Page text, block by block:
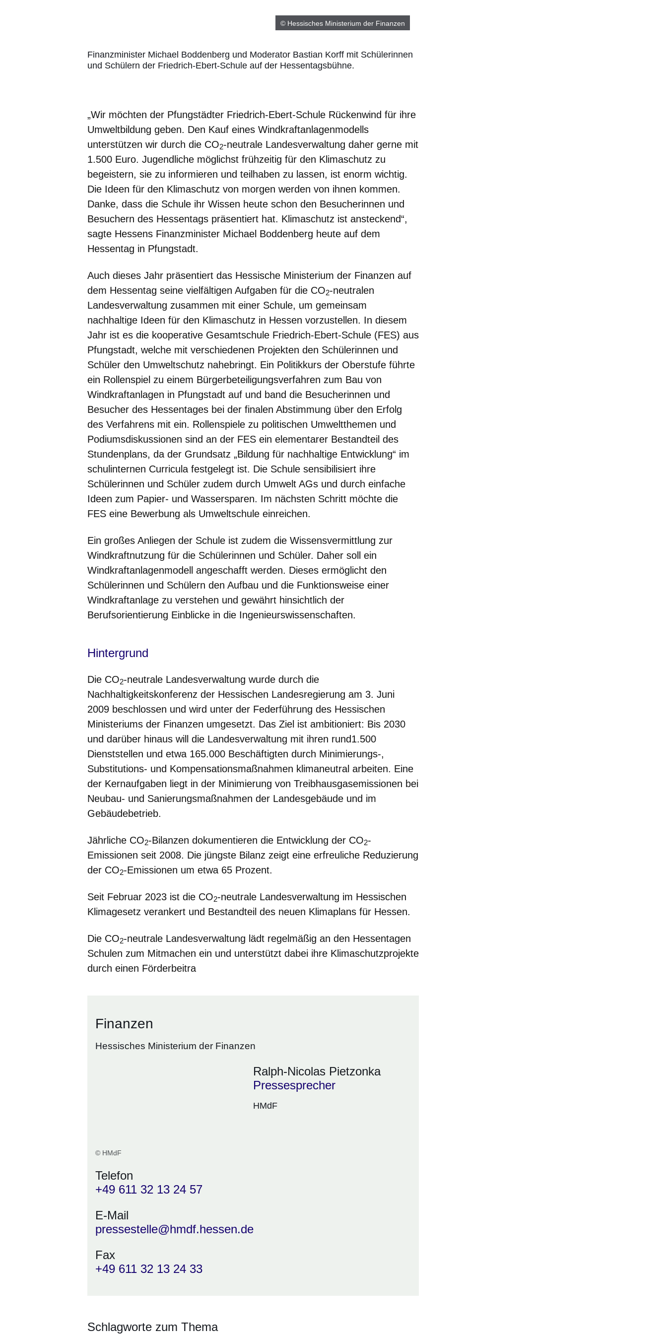
© Hessisches Ministerium der Finanzen
Finanzminister Michael Boddenberg und Moderator Bastian Korff mit Schülerinnen
und Schülern der Friedrich-Ebert-Schule auf der Hessentagsbühne.
„Wir möchten der Pfungstädter Friedrich-Ebert-Schule Rückenwind für ihre
Umweltbildung geben. Den Kauf eines Windkraftanlagenmodells
unterstützen wir durch die CO2-neutrale Landesverwaltung daher gerne mit
1.500 Euro. Jugendliche möglichst frühzeitig für den Klimaschutz zu
begeistern, sie zu informieren und teilhaben zu lassen, ist enorm wichtig.
Die Ideen für den Klimaschutz von morgen werden von ihnen kommen.
Danke, dass die Schule ihr Wissen heute schon den Besucherinnen und
Besuchern des Hessentags präsentiert hat. Klimaschutz ist ansteckend“,
sagte Hessens Finanzminister Michael Boddenberg heute auf dem
Hessentag in Pfungstadt.
Auch dieses Jahr präsentiert das Hessische Ministerium der Finanzen auf
dem Hessentag seine vielfältigen Aufgaben für die CO2-neutralen
Landesverwaltung zusammen mit einer Schule, um gemeinsam
nachhaltige Ideen für den Klimaschutz in Hessen vorzustellen. In diesem
Jahr ist es die kooperative Gesamtschule Friedrich-Ebert-Schule (FES) aus
Pfungstadt, welche mit verschiedenen Projekten den Schülerinnen und
Schüler den Umweltschutz nahebringt. Ein Politikkurs der Oberstufe führte
ein Rollenspiel zu einem Bürgerbeteiligungsverfahren zum Bau von
Windkraftanlagen in Pfungstadt auf und band die Besucherinnen und
Besucher des Hessentages bei der finalen Abstimmung über den Erfolg
des Verfahrens mit ein. Rollenspiele zu politischen Umweltthemen und
Podiumsdiskussionen sind an der FES ein elementarer Bestandteil des
Stundenplans, da der Grundsatz „Bildung für nachhaltige Entwicklung“ im
schulinternen Curricula festgelegt ist. Die Schule sensibilisiert ihre
Schülerinnen und Schüler zudem durch Umwelt AGs und durch einfache
Ideen zum Papier- und Wassersparen. Im nächsten Schritt möchte die
FES eine Bewerbung als Umweltschule einreichen.
Ein großes Anliegen der Schule ist zudem die Wissensvermittlung zur
Windkraftnutzung für die Schülerinnen und Schüler. Daher soll ein
Windkraftanlagenmodell angeschafft werden. Dieses ermöglicht den
Schülerinnen und Schülern den Aufbau und die Funktionsweise einer
Windkraftanlage zu verstehen und gewährt hinsichtlich der
Berufsorientierung Einblicke in die Ingenieurswissenschaften.
Hintergrund
Die CO2-neutrale Landesverwaltung wurde durch die
Nachhaltigkeitskonferenz der Hessischen Landesregierung am 3. Juni
2009 beschlossen und wird unter der Federführung des Hessischen
Ministeriums der Finanzen umgesetzt. Das Ziel ist ambitioniert: Bis 2030
und darüber hinaus will die Landesverwaltung mit ihren rund1.500
Dienststellen und etwa 165.000 Beschäftigten durch Minimierungs-,
Substitutions- und Kompensationsmaßnahmen klimaneutral arbeiten. Eine
der Kernaufgaben liegt in der Minimierung von Treibhausgasemissionen bei
Neubau- und Sanierungsmaßnahmen der Landesgebäude und im
Gebäudebetrieb.
Jährliche CO2-Bilanzen dokumentieren die Entwicklung der CO2-
Emissionen seit 2008. Die jüngste Bilanz zeigt eine erfreuliche Reduzierung
der CO2-Emissionen um etwa 65 Prozent.
Seit Februar 2023 ist die CO2-neutrale Landesverwaltung im Hessischen
Klimagesetz verankert und Bestandteil des neuen Klimaplans für Hessen.
Die CO2-neutrale Landesverwaltung lädt regelmäßig an den Hessentagen
Schulen zum Mitmachen ein und unterstützt dabei ihre Klimaschutzprojekte
durch einen Förderbeitra
Finanzen
Hessisches Ministerium der Finanzen
© HMdF
Ralph-Nicolas Pietzonka
Pressesprecher
HMdF
Telefon
+49 611 32 13 24 57
E-Mail
pressestelle@hmdf.hessen.de
Fax
+49 611 32 13 24 33
Schlagworte zum Thema